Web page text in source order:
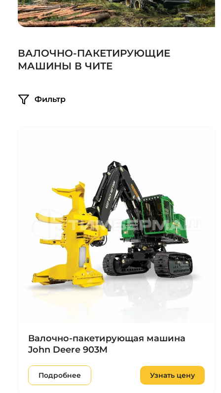
ВАЛОЧНО-ПАКЕТИРУЮЩИЕ
МАШИНЫ В ЧИТЕ
Фильтр
Валочно-пакетирующая машина
John Deere 903M
Подробнее Узнать цену
Системы 3D нивелирования
Мини-погрузчики
Грейферные захваты
Посевная техника